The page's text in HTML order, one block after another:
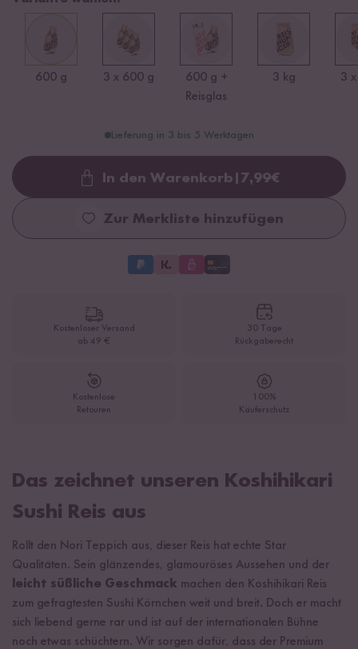
600 g 3 x 600 g
600 g +
Reisglas
3 kg 3
Lieferung in 3 bis 5 Werktagen
Loading...
In den Warenkorb 7,99€
Zur Merkliste hinzufügen
Kostenloser Versand
ab 49 €
30 Tage
Rückgaberecht
Kostenlose
Retouren
100%
Käuferschutz
Das zeichnet unseren Koshihikari
Sushi Reis aus
Rollt den Nori Teppich aus, dieser Reis hat echte Star
Qualitäten. Sein glänzendes, glamouröses Aussehen und der
leicht süßliche Geschmack machen den Koshihikari Reis
zum gefragtesten Sushi Körnchen weit und breit. Doch er macht
sich liebend gerne rar und ist auf der internationalen Bühne
noch etwas schüchtern. Wir sorgen dafür, dass der Premium